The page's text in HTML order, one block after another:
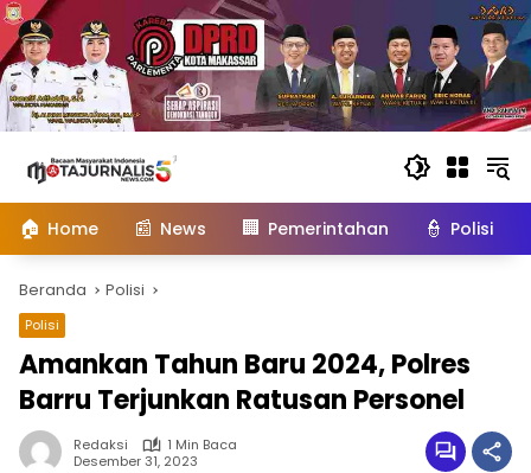
konten
🏠 Home 📰 News 🏢 Pemerintahan 👮 Polisi
Beranda Polisi
Polisi
Amankan Tahun Baru 2024, Polres
Barru Terjunkan Ratusan Personel
Redaksi
1 Min Baca
Desember 31, 2023